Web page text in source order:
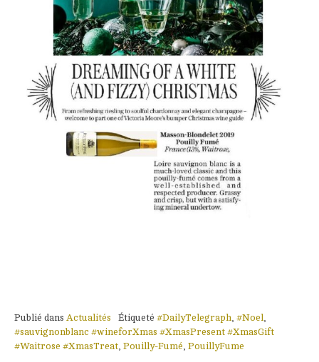
Publié dans Actualités Étiqueté #DailyTelegraph, #Noel,
#sauvignonblanc #wineforXmas #XmasPresent #XmasGift
#Waitrose #XmasTreat, Pouilly-Fumé, PouillyFume